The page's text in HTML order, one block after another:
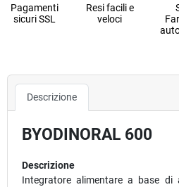
Pagamenti
sicuri SSL
Resi facili e
veloci
Descrizione
BYODINORAL 600
Descrizione
Integratore alimentare a base di